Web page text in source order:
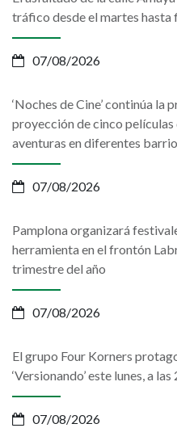
tráfico desde el martes hasta
07/08/2026
‘Noches de Cine’ continúa la
proyección de cinco películas
aventuras en diferentes
07/08/2026
Pamplona organizará
herramienta en el frontón
trimestre del año
07/08/2026
El grupo Four Korners
‘Versionando’ este lunes, a
07/08/2026